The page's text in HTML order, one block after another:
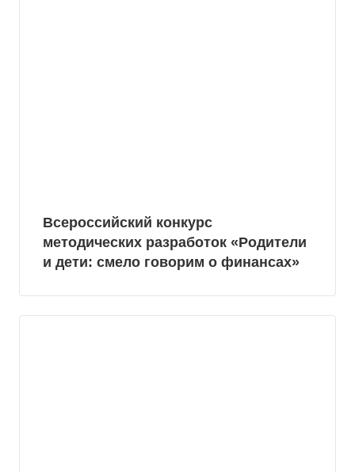
Всероссийский конкурс
методических разработок «Родители
и дети: смело говорим о финансах»